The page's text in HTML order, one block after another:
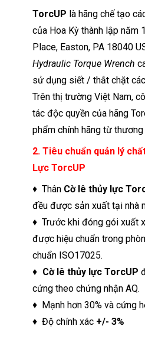
TorcUP là hãng chế tạo
của Hoa Kỳ thành lập năm
Place, Easton, PA 18040
Hydraulic Torque Wrench
sử dụng siết / thắt chặt
Trên thị trường Việt Nam,
tác độc quyền của hãng
phẩm chính hãng từ thương
2. Tiêu chuẩn quản lý
Lực TorcUP
♦ Thân Cờ lê thủy lực
đều được sản xuất tại nhà
♦ Trước khi đóng gói xuất
được hiệu chuẩn trong
chuẩn ISO17025.
♦ Cờ lê thủy lực TorcUP
cứng theo chứng nhận AQ.
♦ Mạnh hơn 30% và cứng
♦ Độ chính xác +/- 3%